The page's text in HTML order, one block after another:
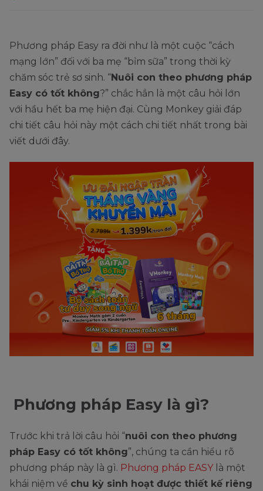
Phương pháp Easy ra đời như là một cuộc “cách
mạng lớn” đối với ba mẹ “bỉm sữa” trong thời kỳ
chăm sóc trẻ sơ sinh. “Nuôi con theo phương pháp
Easy có tốt không?” chắc hẳn là một câu hỏi lớn
với hầu hết ba mẹ hiện đại. Cùng Monkey giải đáp
chi tiết câu hỏi này một cách chi tiết nhất trong bài
viết dưới đây.
Phương pháp Easy là gì?
Trước khi trả lời câu hỏi “nuôi con theo phương
pháp Easy có tốt không”, chúng ta cần hiểu rõ
phương pháp này là gì. Phương pháp EASY là một
khái niệm về chu kỳ sinh hoạt được thiết kế riêng